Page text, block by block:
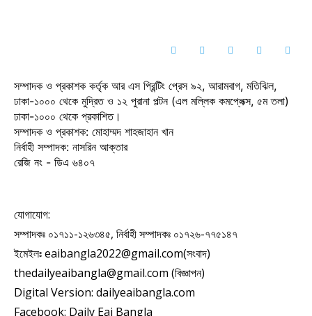
সম্পাদক ও প্রকাশক কর্তৃক আর এস প্রিন্টিং প্রেস ৯২, আরামবাগ, মতিঝিল,
ঢাকা-১০০০ থেকে মুদ্রিত ও ১২ পুরানা পল্টন (এল মল্লিক কমপ্লেক্স, ৫ম তলা)
ঢাকা-১০০০ থেকে প্রকাশিত।
সম্পাদক ও প্রকাশক: মোহাম্মদ শাহজাহান খান
নির্বাহী সম্পাদক: নাসরিন আক্তার
রেজি নং - ডিএ ৬৪০৭
যোগাযোগ:
সম্পাদকঃ ০১৭১১-১২৬৩৪৫, নির্বাহী সম্পাদকঃ ০১৭২৬-৭৭৫১৪৭
ইমেইলঃ eaibangla2022@gmail.com(সংবাদ)
thedailyeaibangla@gmail.com (বিজ্ঞাপন)
Digital Version: dailyeaibangla.com
Facebook: Daily Eai Bangla